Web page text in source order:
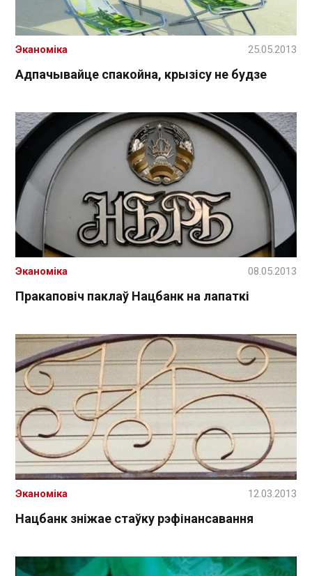
Адпачывайце спакойна, крызісу не будзе
Эканоміка 25.05.2013
Пракаповіч паклаў Нацбанк на лапаткі
Эканоміка 08.05.2013
Нацбанк зніжае стаўку рэфінансавання
Эканоміка 12.03.2013